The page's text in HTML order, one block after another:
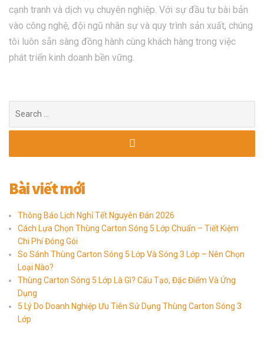
cạnh tranh và dịch vụ chuyên nghiệp. Với sự đầu tư bài bản
vào công nghệ, đội ngũ nhân sự và quy trình sản xuất, chúng
tôi luôn sẵn sàng đồng hành cùng khách hàng trong việc
phát triển kinh doanh bền vững.
for:
Bài viết mới
Thông Báo Lịch Nghỉ Tết Nguyên Đán 2026
Cách Lựa Chọn Thùng Carton Sóng 5 Lớp Chuẩn – Tiết Kiệm
Chi Phí Đóng Gói
So Sánh Thùng Carton Sóng 5 Lớp Và Sóng 3 Lớp – Nên Chọn
Loại Nào?
Thùng Carton Sóng 5 Lớp Là Gì? Cấu Tạo, Đặc Điểm Và Ứng
Dụng
5 Lý Do Doanh Nghiệp Ưu Tiên Sử Dụng Thùng Carton Sóng 3
Lớp